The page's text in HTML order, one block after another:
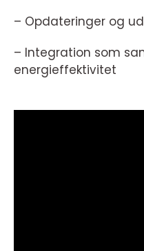
– Opdateringer og
– Integration som
energieffektivitet